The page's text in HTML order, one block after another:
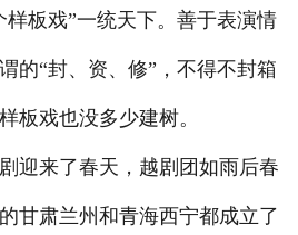
板戏”一统天下。善于表演情
的“封、资、修”，不得不封箱
板戏也没多少建树。
来了春天，越剧团如雨后春
甘肃兰州和青海西宁都成立了